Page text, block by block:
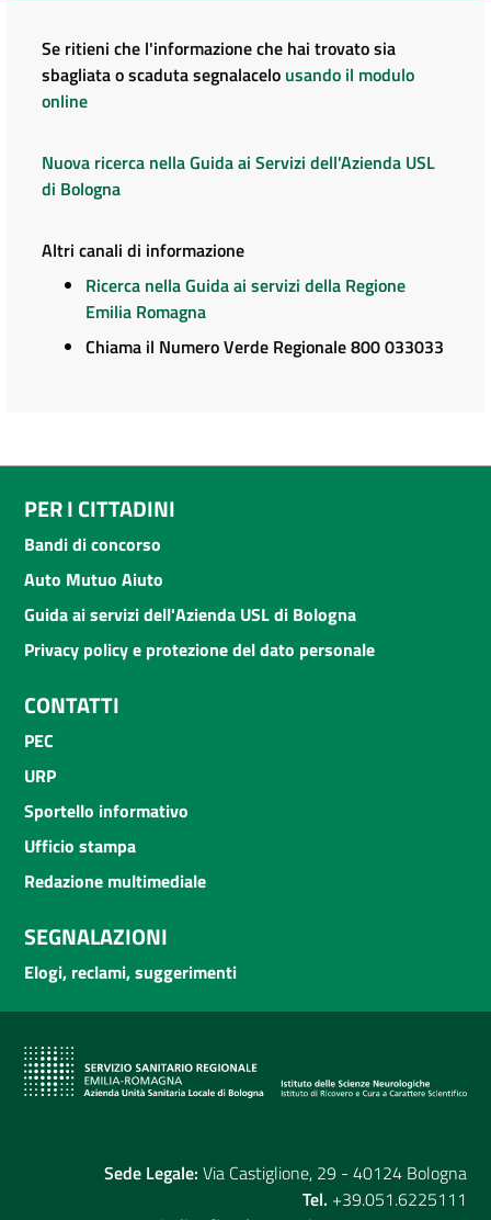
Se ritieni che l'informazione che hai trovato sia
sbagliata o scaduta segnalacelo usando il modulo
online
Nuova ricerca nella Guida ai Servizi dell'Azienda USL
di Bologna
Altri canali di informazione
Ricerca nella Guida ai servizi della Regione
Emilia Romagna
Chiama il Numero Verde Regionale 800 033033
PER I CITTADINI
Bandi di concorso
Auto Mutuo Aiuto
Guida ai servizi dell'Azienda USL di Bologna
Privacy policy e protezione del dato personale
CONTATTI
PEC
URP
Sportello informativo
Ufficio stampa
Redazione multimediale
SEGNALAZIONI
Elogi, reclami, suggerimenti
Sede Legale: Via Castiglione, 29 - 40124 Bologna
Tel. +39.051.6225111